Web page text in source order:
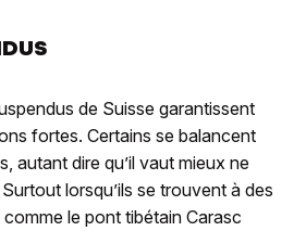
de Suisse garantissent
fortes. Certains se balancent
autant dire qu’il vaut mieux ne
lorsqu’ils se trouvent à des
le pont tibétain Carasc